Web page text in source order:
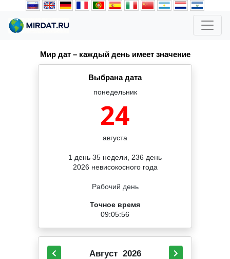
Мир дат – каждый день имеет значение
Выбрана дата
понедельник
24
августа
1 день 35 недели, 236 день
2026 невисокосного года
Рабочий день
Точное время
09:05:56
Август 2026